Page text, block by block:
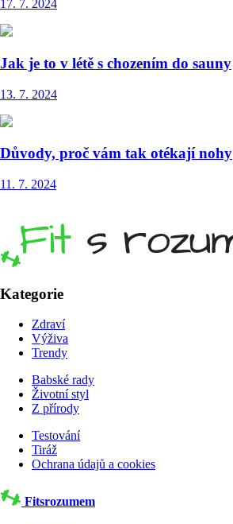
17. 7. 2024
Jak je to v létě s chozením do sauny
13. 7. 2024
Důvody, proč vám tak otékají nohy
11. 7. 2024
Kategorie
Zdraví
Výživa
Trendy
Babské rady
Životní styl
Z přírody
Testování
Tiráž
Ochrana údajů a cookies
Fitsrozumem